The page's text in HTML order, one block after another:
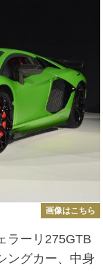
画像はこちら
ラーリ275GTB
ングカー、中身